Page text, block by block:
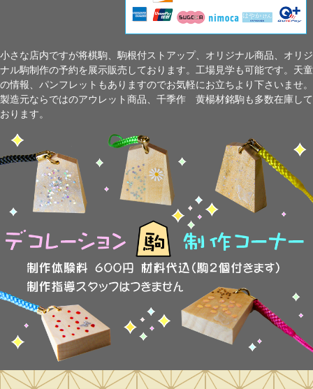
小さな店内ですが将棋駒、駒根付ストアップ、オリジナル商品、オリジ
ナル駒制作の予約を展示販売しております。工場見学も可能です。天童
の情報、パンフレットもありますのでお気軽にお立ちより下さいませ。
製造元ならではのアウレット商品、千季作 黄楊材銘駒も多数在庫して
おります。